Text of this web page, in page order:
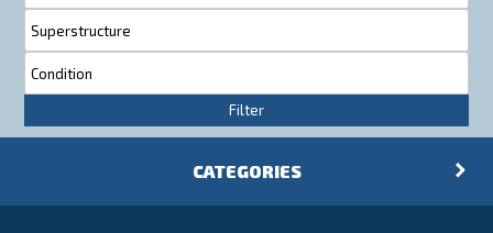
Filter
CATEGORIES